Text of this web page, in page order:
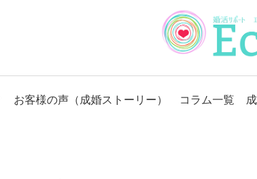
お客様の声（成婚ストーリー） コラム一覧